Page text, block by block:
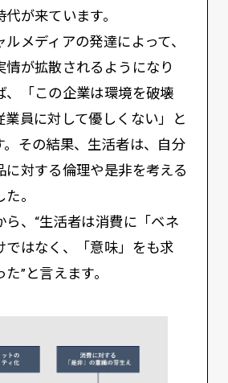
が来ています。
メディアの発達によって、
情が拡散されるようになり
、「この企業は環境を破壊
業員に対して優しくない」と
。その結果、生活者は、自分
に対する倫理や是非を考える
。
ら、“生活者は消費に「ベネ
ではなく、「意味」をも求
”と言えます。